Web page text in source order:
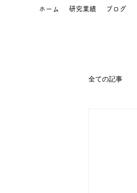
ホーム 研究業績 ブログ
全ての記事